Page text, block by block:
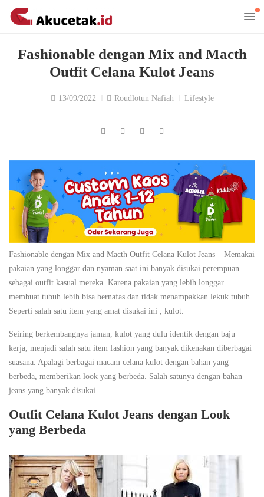
Fashionable dengan Mix and Macth
Outfit Celana Kulot Jeans
13/09/2022 Roudlotun Nafiah Lifestyle
Fashionable dengan Mix and Macth Outfit Celana Kulot Jeans – Memakai
pakaian yang longgar dan nyaman saat ini banyak disukai perempuan
sebagai outfit kasual mereka. Karena pakaian yang lebih longgar
membuat tubuh lebih bisa bernafas dan tidak menampakkan lekuk tubuh.
Seperti salah satu item yang amat disukai ini , kulot.
Seiring berkembangnya jaman, kulot yang dulu identik dengan baju
kerja, menjadi salah satu item fashion yang banyak dikenakan diberbagai
suasana. Apalagi berbagai macam celana kulot dengan bahan yang
berbeda, memberikan look yang berbeda. Salah satunya dengan bahan
jeans yang banyak disukai.
Outfit Celana Kulot Jeans dengan Look
yang Berbeda